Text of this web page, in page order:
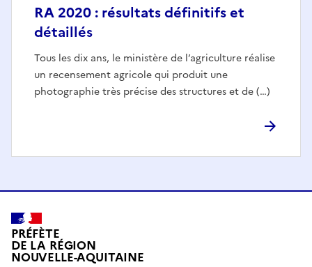
RA 2020 : résultats définitifs et
détaillés
Tous les dix ans, le ministère de l’agriculture réalise
un recensement agricole qui produit une
photographie très précise des structures et de (…)
PRÉFÈTE
DE LA RÉGION
NOUVELLE-AQUITAINE